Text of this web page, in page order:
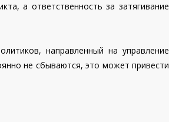
а ответственность за затягивание
направленный на управление
не сбываются, это может привести